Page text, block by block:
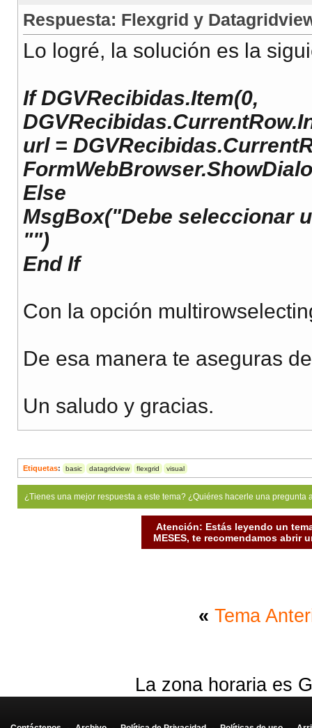
Respuesta: Flexgrid y
Lo logré, la solución es la
If DGVRecibidas.Item(0,
url =
Else
MsgBox("Debe seleccionar
"")
End If
Con la opción
De esa manera te aseguras
Un saludo y gracias.
Etiquetas: basic datagridview flexgrid visual
¿Tienes una mejor respuesta a este tema? ¿Quiéres hacerle una
Atención: Estás leyendo un
MESES, te recomendamos abrir
« Tema
La zona horaria es